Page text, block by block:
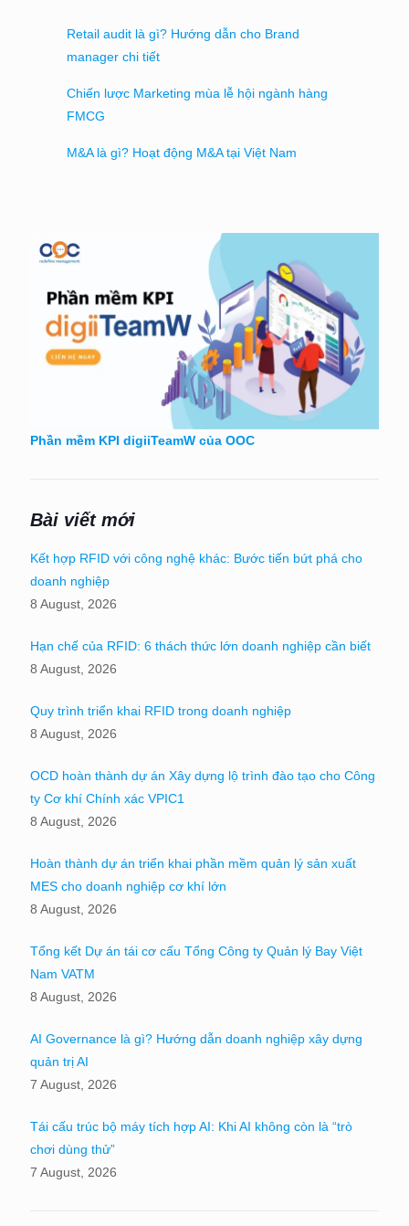
Retail audit là gì? Hướng dẫn cho Brand
manager chi tiết
Chiến lược Marketing mùa lễ hội ngành hàng
FMCG
M&A là gì? Hoạt động M&A tại Việt Nam
Phần mềm KPI digiiTeamW của OOC
Bài viết mới
Kết hợp RFID với công nghệ khác: Bước tiến bứt phá cho
doanh nghiệp
8 August, 2026
Hạn chế của RFID: 6 thách thức lớn doanh nghiệp cần biết
8 August, 2026
Quy trình triển khai RFID trong doanh nghiệp
8 August, 2026
OCD hoàn thành dự án Xây dựng lộ trình đào tạo cho Công
ty Cơ khí Chính xác VPIC1
8 August, 2026
Hoàn thành dự án triển khai phần mềm quản lý sản xuất
MES cho doanh nghiệp cơ khí lớn
8 August, 2026
Tổng kết Dự án tái cơ cấu Tổng Công ty Quản lý Bay Việt
Nam VATM
8 August, 2026
AI Governance là gì? Hướng dẫn doanh nghiệp xây dựng
quản trị AI
7 August, 2026
Tái cấu trúc bộ máy tích hợp AI: Khi AI không còn là “trò
chơi dùng thử”
7 August, 2026